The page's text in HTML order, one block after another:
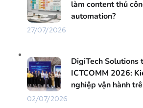
làm content thủ
automation?
27/07/2026
DigiTech Solutions
ICTCOMM 2026:
nghiệp vận hành
02/07/2026